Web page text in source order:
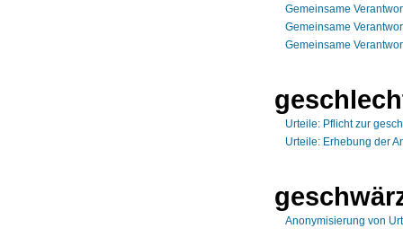
Gemeinsame
Gemeinsame
Gemeinsame
Urteile: Pflicht zur
Urteile: Erhebung der
Anonymisierung von